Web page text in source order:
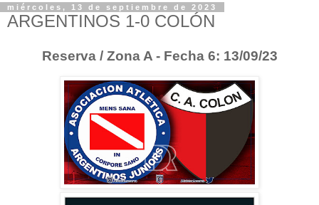
miércoles, 13 de septiembre de 2023
ARGENTINOS 1-0 COLÓN
Reserva / Zona A - Fecha 6: 13/09/23